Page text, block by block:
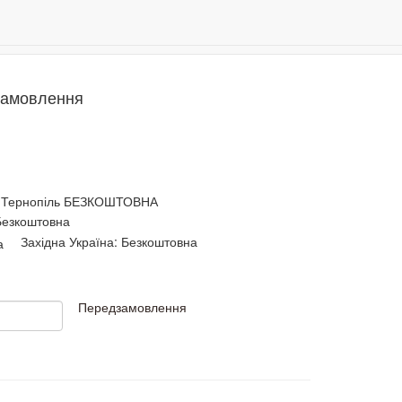
Тернопіль БЕЗКОШТОВНА
Західна Україна: Безкоштовна
Передзамовлення